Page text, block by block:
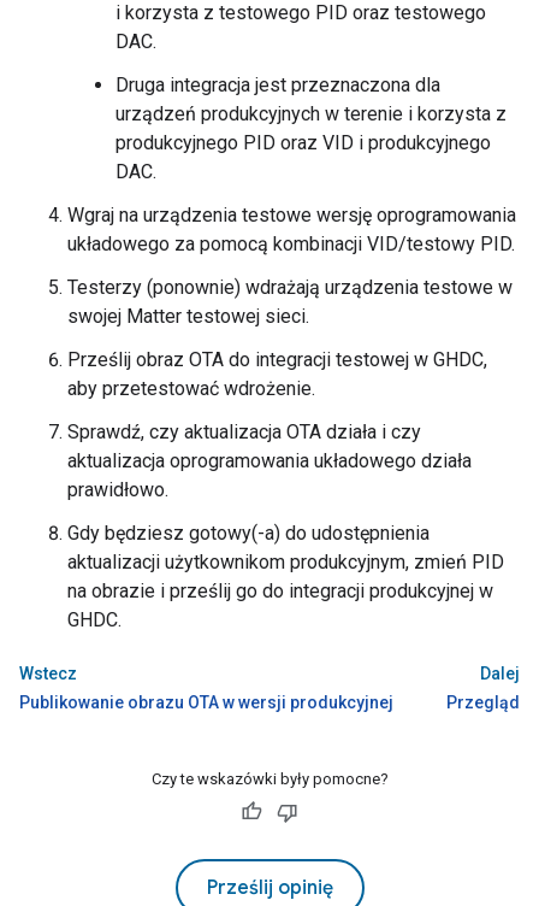
i korzysta z testowego PID oraz testowego
DAC.
Druga integracja jest przeznaczona dla
urządzeń produkcyjnych w terenie i korzysta z
produkcyjnego PID oraz VID i produkcyjnego
DAC.
Wgraj na urządzenia testowe wersję oprogramowania
układowego za pomocą kombinacji VID/testowy PID.
Testerzy (ponownie) wdrażają urządzenia testowe w
swojej Matter testowej sieci.
Prześlij obraz OTA do integracji testowej w GHDC,
aby przetestować wdrożenie.
Sprawdź, czy aktualizacja OTA działa i czy
aktualizacja oprogramowania układowego działa
prawidłowo.
Gdy będziesz gotowy(-a) do udostępnienia
aktualizacji użytkownikom produkcyjnym, zmień PID
na obrazie i prześlij go do integracji produkcyjnej w
GHDC.
Wstecz
Publikowanie obrazu OTA w wersji produkcyjnej
Dalej
Przegląd
Czy te wskazówki były pomocne?
Prześlij opinię